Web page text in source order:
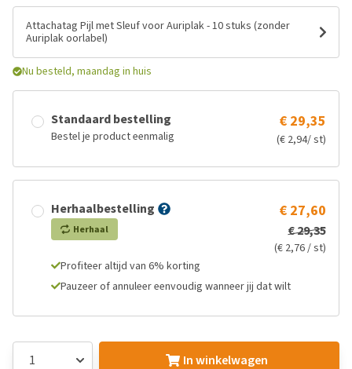
Attachatag Pijl met Sleuf voor Auriplak - 10 stuks (zonder
Auriplak oorlabel)
Nu besteld, maandag in huis
Standaard bestelling
Bestel je product eenmalig
€ 29,35
(€ 2,94/ st)
Herhaalbestelling
Herhaal
€ 27,60
€ 29,35
(€ 2,76 / st)
Profiteer altijd van 6% korting
Pauzeer of annuleer eenvoudig wanneer jij dat wilt
In winkelwagen